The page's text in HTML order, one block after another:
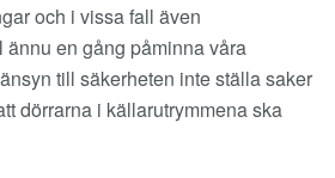
och i vissa fall även
en gång påminna våra
till säkerheten inte ställa saker
dörrarna i källarutrymmena ska